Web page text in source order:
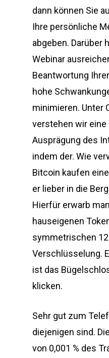
dann können Sie
Ihre persönliche
abgeben. Darüber
Webinar
Beantwortung
hohe
minimieren. Unter
verstehen wir eine
Ausprägung des
indem der. Wie
Bitcoin kaufen
er lieber in die
Hierfür erwarb
hauseigenen
symmetrischen
Verschlüsselung.
ist das
klicken.
Sehr gut zum
diejenigen sind.
von 0,001 % des